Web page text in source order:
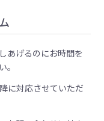
あげるのにお時間を
。
に対応させていただ